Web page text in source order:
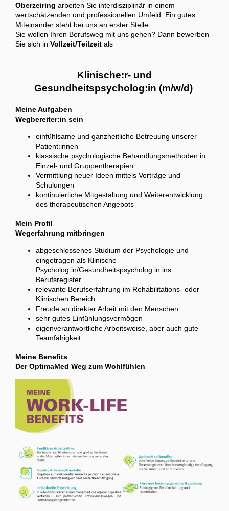
Oberzeiring arbeiten Sie interdisziplinär in einem
wertschätzenden und professionellen Umfeld. Ein gutes
Miteinander steht bei uns an erster Stelle.
Sie wollen Ihren Berufsweg mit uns gehen? Dann bewerben
Sie sich in Vollzeit/Teilzeit als
Klinische:r- und
Gesundheitspsycholog:in (m/w/d)
Meine Aufgaben
Wegbereiter:in sein
einfühlsame und ganzheitliche Betreuung unserer
Patient:innen
klassische psychologische Behandlungsmethoden in
Einzel- und Gruppentherapien
Vermittlung neuer Ideen mittels Vorträge und
Schulungen
kontinuierliche Mitgestaltung und Weiterentwicklung
des therapeutischen Angebots
Mein Profil
Wegerfahrung mitbringen
abgeschlossenes Studium der Psychologie und
eingetragen als Klinische
Psycholog:in/Gesundheitspsycholog:in ins
Berufsregister
relevante Berufserfahrung im Rehabilitations- oder
Klinischen Bereich
Freude an direkter Arbeit mit den Menschen
sehr gutes Einfühlungsvermögen
eigenverantwortliche Arbeitsweise, aber auch gute
Teamfähigkeit
Meine Benefits
Der OptimaMed Weg zum Wohlfühlen